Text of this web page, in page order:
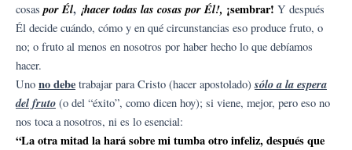
cosaspor Él, ¡hacer todas las cosas por Él!, ¡sembrar! Y después
Él decide cuándo, cómo y en qué circunstancias eso produce fruto, o
no; o fruto al menos en nosotros por haber hecho lo que debíamos
hacer.
Uno no debe trabajar para Cristo (hacer apostolado)sólo a la espera
del fruto (o del “éxito”, como dicen hoy); si viene, mejor, pero eso no
nos toca a nosotros, ni es lo esencial:
“La otra mitad la hará sobre mi tumba otro infeliz, después que